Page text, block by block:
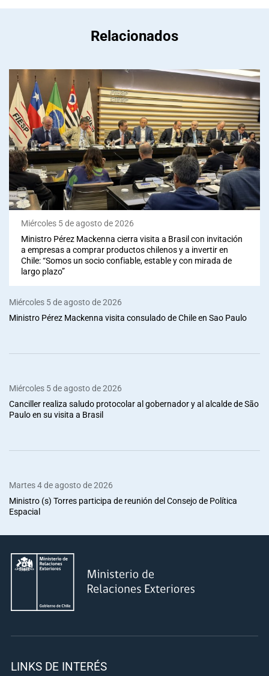
Relacionados
Miércoles 5 de agosto de 2026
Ministro Pérez Mackenna cierra visita a Brasil con invitación
a empresas a comprar productos chilenos y a invertir en
Chile: “Somos un socio confiable, estable y con mirada de
largo plazo”
Miércoles 5 de agosto de 2026
Ministro Pérez Mackenna visita consulado de Chile en Sao Paulo
Miércoles 5 de agosto de 2026
Canciller realiza saludo protocolar al gobernador y al alcalde de São
Paulo en su visita a Brasil
Martes 4 de agosto de 2026
Ministro (s) Torres participa de reunión del Consejo de Política
Espacial
LINKS DE INTERÉS